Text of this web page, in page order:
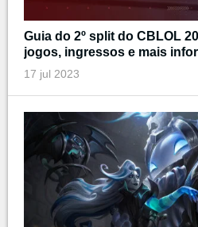
Guia do 2º split do CBLOL
jogos, ingressos e mais
17 jul 2023